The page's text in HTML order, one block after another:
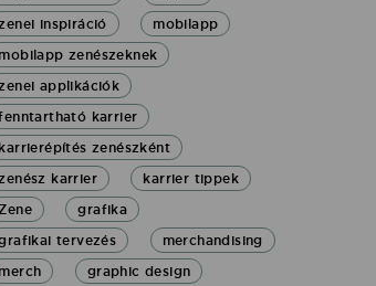
inspiráció
mobilapp
mobilapp zenészeknek
applikációk
karrier
karrierépítés zenészként
karrier
karrier tippek
grafika
tervezés
merchandising
merch
graphic design